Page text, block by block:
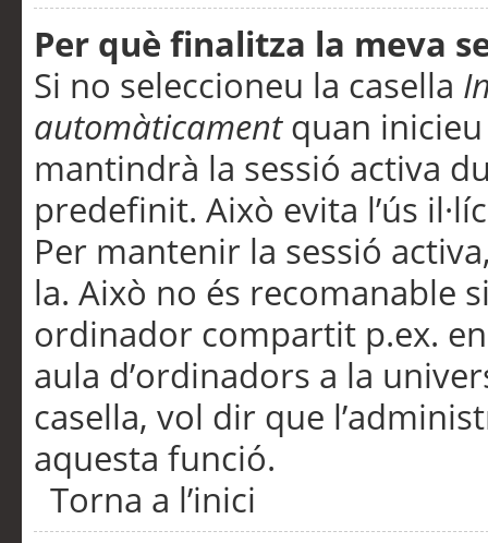
Per què finalitza la meva
Si no seleccioneu la casella
automàticamentquan inicieu
mantindrà la sessió activa
predefinit. Això evita l’ús
Per mantenir la sessió
la. Això no és recomanable
ordinador compartit p.ex.
aula d’ordinadors a la
casella, vol dir que
aquesta funció.
Torna a l’inici